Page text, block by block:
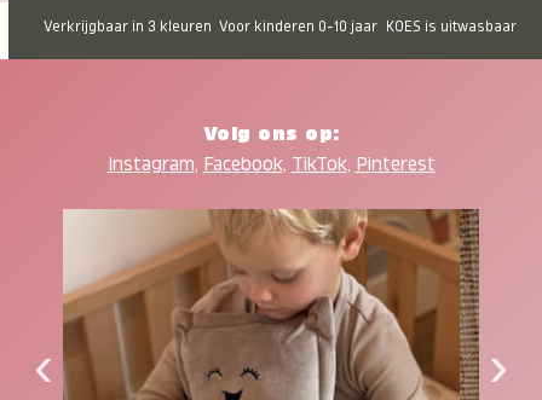
Verkrijgbaar in 3 kleuren Voor kinderen 0-10 jaar KOES is uitwasbaar
Volg ons op:
Instagram, Facebook, TikTok, Pinterest
‹ ›